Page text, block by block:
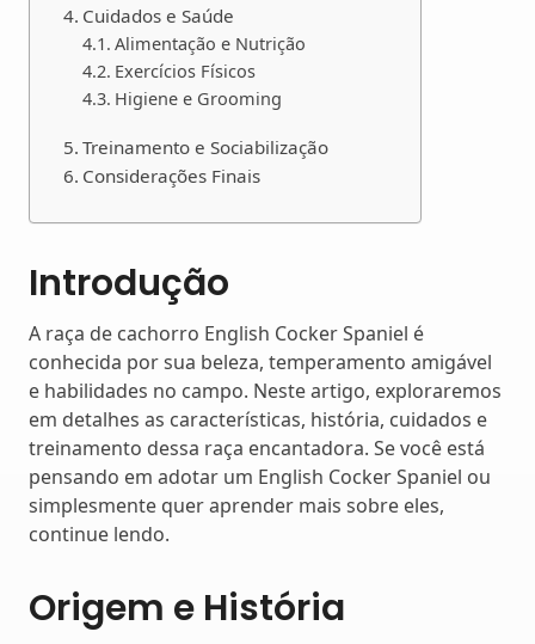
Cuidados e Saúde
Alimentação e Nutrição
Exercícios Físicos
Higiene e Grooming
Treinamento e Sociabilização
Considerações Finais
Introdução
A raça de cachorro English Cocker Spaniel é
conhecida por sua beleza, temperamento amigável
e habilidades no campo. Neste artigo, exploraremos
em detalhes as características, história, cuidados e
treinamento dessa raça encantadora. Se você está
pensando em adotar um English Cocker Spaniel ou
simplesmente quer aprender mais sobre eles,
continue lendo.
Origem e História